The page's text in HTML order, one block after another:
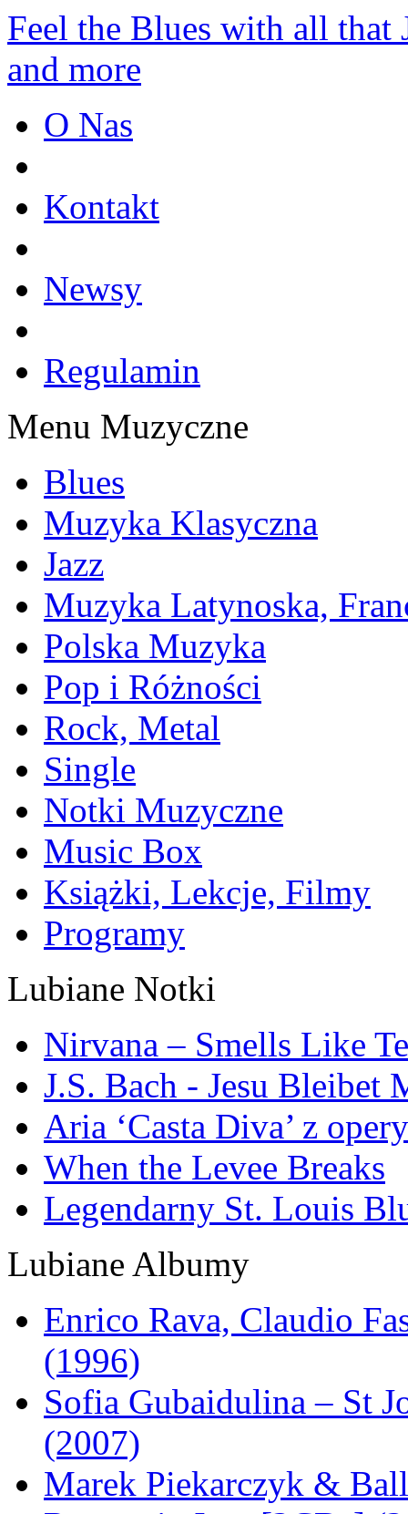
Feel the Blues with all that
and more
O Nas
Kontakt
Newsy
Regulamin
Menu Muzyczne
Blues
Muzyka Klasyczna
Jazz
Muzyka Latynoska,
Polska Muzyka
Pop i Różności
Rock, Metal
Single
Notki Muzyczne
Music Box
Książki, Lekcje, Filmy
Programy
Lubiane Notki
Nirvana – Smells Like
J.S. Bach - Jesu Bleibet
Aria ‘Casta Diva’ z
When the Levee Breaks
Legendarny St. Louis
Lubiane Albumy
Enrico Rava, Claudio
(1996)
Sofia Gubaidulina – St
(2007)
Marek Piekarczyk &